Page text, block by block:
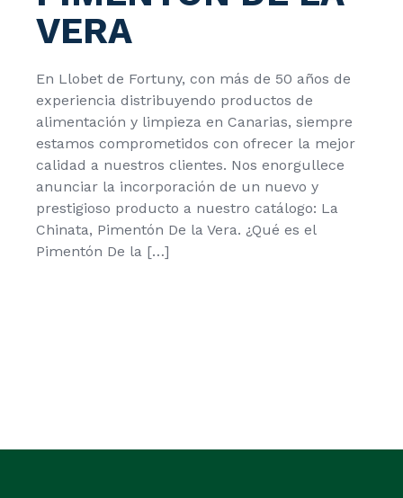
VERA
En Llobet de Fortuny, con más de 50 años de
experiencia distribuyendo productos de
alimentación y limpieza en Canarias, siempre
estamos comprometidos con ofrecer la mejor
calidad a nuestros clientes. Nos enorgullece
anunciar la incorporación de un nuevo y
prestigioso producto a nuestro catálogo: La
Chinata, Pimentón De la Vera. ¿Qué es el
Pimentón De la […]